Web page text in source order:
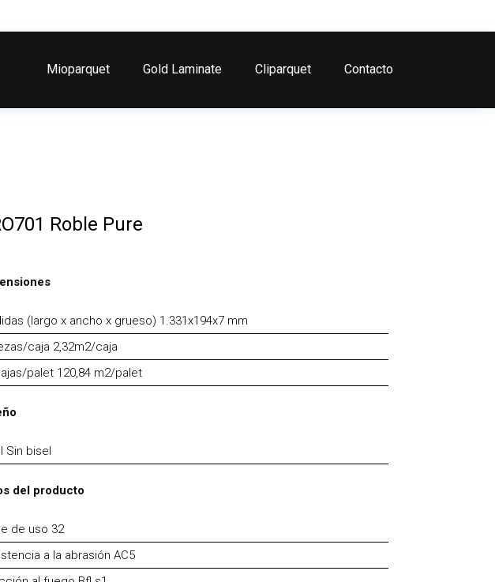
Mioparquet Gold Laminate Cliparquet Contacto
Roble Pure
(largo x ancho x grueso) 1.331x194x7 mm
caja 2,32m2/caja
palet 120,84 m2/palet
Sin bisel
del producto
de uso 32
a la abrasión AC5